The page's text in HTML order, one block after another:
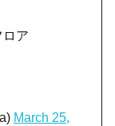
ア
March 25,